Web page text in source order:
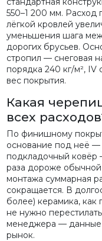
550–1 200 мм. Расход
лёгкой кровлей
уменьшения шага
дорогих брусьев.
стропил — снеговая
порядка 240 кг/м², IV
вес покрытия.
Какая
всех
По финишному
основание под неё —
подкладочный ковёр
раза дороже
монтажа суммарная
сокращается. В
более) керамика, как
не нужно
менеджера —
рынок.